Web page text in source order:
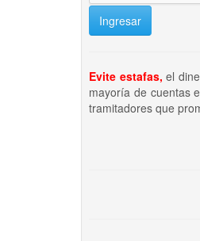
Ingresar
Evite estafas, el
mayoría de cuentas
tramitadores que